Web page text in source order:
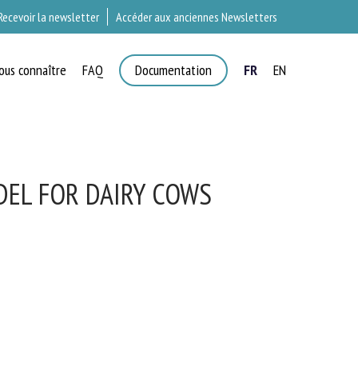
la newsletter Accéder aux anciennes Newsletters
connaître FAQ Documentation FR EN
FOR DAIRY COWS